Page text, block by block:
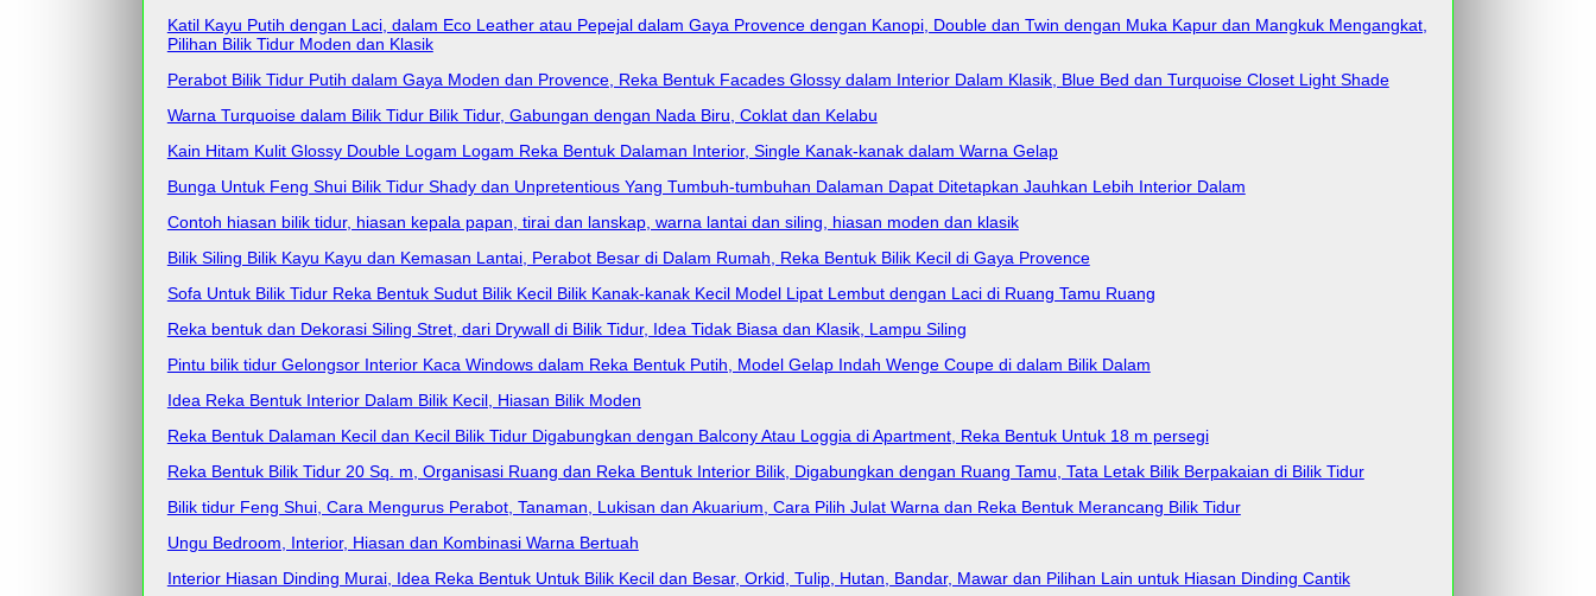
Katil Kayu Putih dengan Laci, dalam Eco Leather atau Pepejal dalam Gaya Provence dengan Kanopi, Double dan Twin dengan Muka Kapur dan Mangkuk Mengangkat,
Pilihan Bilik Tidur Moden dan Klasik
Perabot Bilik Tidur Putih dalam Gaya Moden dan Provence, Reka Bentuk Facades Glossy dalam Interior Dalam Klasik, Blue Bed dan Turquoise Closet Light Shade
Warna Turquoise dalam Bilik Tidur Bilik Tidur, Gabungan dengan Nada Biru, Coklat dan Kelabu
Kain Hitam Kulit Glossy Double Logam Logam Reka Bentuk Dalaman Interior, Single Kanak-kanak dalam Warna Gelap
Bunga Untuk Feng Shui Bilik Tidur Shady dan Unpretentious Yang Tumbuh-tumbuhan Dalaman Dapat Ditetapkan Jauhkan Lebih Interior Dalam
Contoh hiasan bilik tidur, hiasan kepala papan, tirai dan lanskap, warna lantai dan siling, hiasan moden dan klasik
Bilik Siling Bilik Kayu Kayu dan Kemasan Lantai, Perabot Besar di Dalam Rumah, Reka Bentuk Bilik Kecil di Gaya Provence
Sofa Untuk Bilik Tidur Reka Bentuk Sudut Bilik Kecil Bilik Kanak-kanak Kecil Model Lipat Lembut dengan Laci di Ruang Tamu Ruang
Reka bentuk dan Dekorasi Siling Stret, dari Drywall di Bilik Tidur, Idea Tidak Biasa dan Klasik, Lampu Siling
Pintu bilik tidur Gelongsor Interior Kaca Windows dalam Reka Bentuk Putih, Model Gelap Indah Wenge Coupe di dalam Bilik Dalam
Idea Reka Bentuk Interior Dalam Bilik Kecil, Hiasan Bilik Moden
Reka Bentuk Dalaman Kecil dan Kecil Bilik Tidur Digabungkan dengan Balcony Atau Loggia di Apartment, Reka Bentuk Untuk 18 m persegi
Reka Bentuk Bilik Tidur 20 Sq. m, Organisasi Ruang dan Reka Bentuk Interior Bilik, Digabungkan dengan Ruang Tamu, Tata Letak Bilik Berpakaian di Bilik Tidur
Bilik tidur Feng Shui, Cara Mengurus Perabot, Tanaman, Lukisan dan Akuarium, Cara Pilih Julat Warna dan Reka Bentuk Merancang Bilik Tidur
Ungu Bedroom, Interior, Hiasan dan Kombinasi Warna Bertuah
Interior Hiasan Dinding Murai, Idea Reka Bentuk Untuk Bilik Kecil dan Besar, Orkid, Tulip, Hutan, Bandar, Mawar dan Pilihan Lain untuk Hiasan Dinding Cantik